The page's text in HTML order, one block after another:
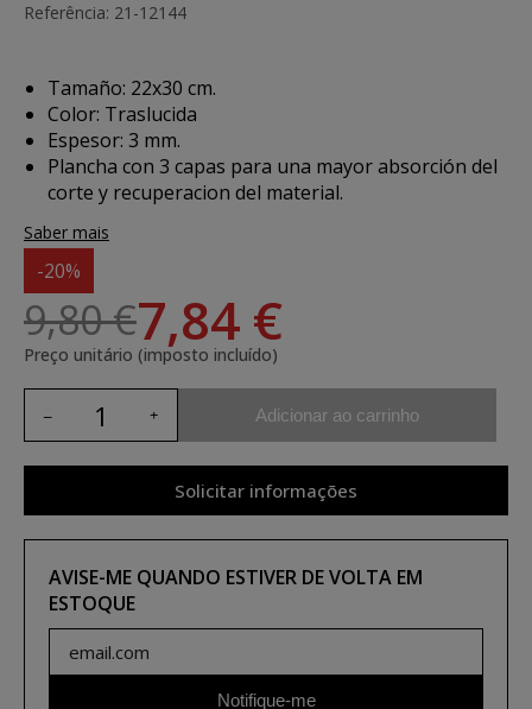
Referência: 21-12144
Tamaño: 22x30 cm.
Color: Traslucida
Espesor: 3 mm.
Plancha con 3 capas para una mayor absorción del
corte y recuperacion del material.
Saber mais
-20%
9,80 €7,84 €
Preço unitário (imposto incluído)
Adicionar ao carrinho
Solicitar informações
AVISE-ME QUANDO ESTIVER DE VOLTA EM
ESTOQUE
Notifique-me